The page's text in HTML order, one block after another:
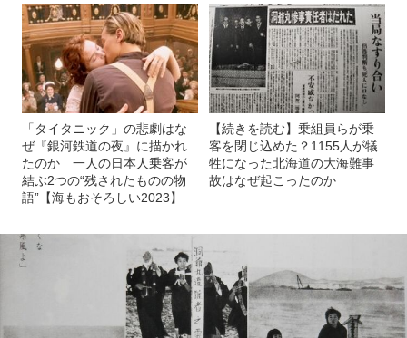
「タイタニック」の悲劇はな
ぜ『銀河鉄道の夜』に描かれ
たのか 一人の日本人乗客が
結ぶ2つの“残されたものの物
語”【海もおそろしい2023】
【続きを読む】乗組員らが乗
客を閉じ込めた？1155人が犠
牲になった北海道の大海難事
故はなぜ起こったのか